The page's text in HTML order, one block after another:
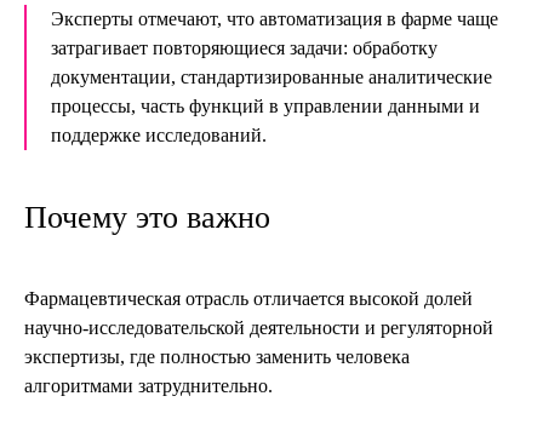
Эксперты отмечают, что автоматизация в фарме чаще
затрагивает повторяющиеся задачи: обработку
документации, стандартизированные аналитические
процессы, часть функций в управлении данными и
поддержке исследований.
Почему это важно
Фармацевтическая отрасль отличается высокой долей
научно-исследовательской деятельности и регуляторной
экспертизы, где полностью заменить человека
алгоритмами затруднительно.